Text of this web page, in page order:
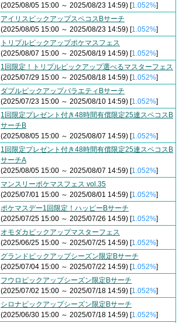
(2025/08/05 15:00 ～ 2025/08/23 14:59) [1.052%]
アイリスピックアップスペコスBサーチ
(2025/08/05 15:00 ～ 2025/08/23 14:59) [1.052%]
トリプルピックアップポケマスフェス
(2025/08/07 15:00 ～ 2025/08/19 14:59) [1.052%]
1回限定！トリプルピックアップ選べるマスターフェス
(2025/07/29 15:00 ～ 2025/08/18 14:59) [1.052%]
ダブルピックアップバラエティBサーチ
(2025/07/23 15:00 ～ 2025/08/10 14:59) [1.052%]
1回限定プレゼント付き48時間有償限定25連スペコスB
サーチB
(2025/08/05 15:00 ～ 2025/08/07 14:59) [1.052%]
1回限定プレゼント付き48時間有償限定25連スペコスB
サーチA
(2025/08/05 15:00 ～ 2025/08/07 14:59) [1.052%]
マンスリーポケマスフェス vol.35
(2025/07/01 15:00 ～ 2025/08/01 14:59) [1.052%]
ポケマスデー1回限定！ハッピーBサーチ
(2025/07/25 15:00 ～ 2025/07/26 14:59) [1.052%]
オモダカピックアップマスターフェス
(2025/06/25 15:00 ～ 2025/07/25 14:59) [1.052%]
グランドピックアップシーズン限定Bサーチ
(2025/07/04 15:00 ～ 2025/07/22 14:59) [1.052%]
フウロピックアップシーズン限定Bサーチ
(2025/07/02 15:00 ～ 2025/07/18 14:59) [1.052%]
シロナピックアップシーズン限定Bサーチ
(2025/06/30 15:00 ～ 2025/07/18 14:59) [1.052%]